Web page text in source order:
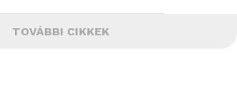
TOVÁBBI CIKKEK